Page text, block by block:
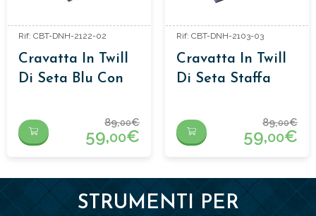
Rif: CBT-DNH-2122-02
Cravatta In Twill
Di Seta Blu Con
89,00€
59,00€
Rif: CBT-DNH-2103-03
Cravatta In Twill
Di Seta Staffa
89,00€
59,00€
STRUMENTI PER